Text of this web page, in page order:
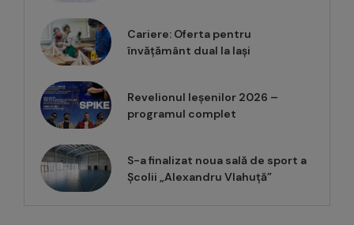
Cariere: Oferta pentru
învățământ dual la Iași
Revelionul Ieșenilor 2026 –
programul complet
S-a finalizat noua sală de sport a
Școlii „Alexandru Vlahuță”